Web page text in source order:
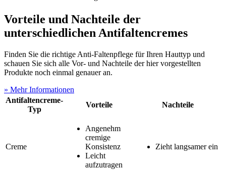
Vorteile und Nachteile der
unterschiedlichen Antifaltencremes
Finden Sie die richtige Anti-Faltenpflege für Ihren Hauttyp und
schauen Sie sich alle Vor- und Nachteile der hier vorgestellten
Produkte noch einmal genauer an.
» Mehr Informationen
Antifaltencreme-
Typ
Vorteile Nachteile
Creme
Angenehm
cremige
Konsistenz
Leicht
aufzutragen
Zieht langsamer ein